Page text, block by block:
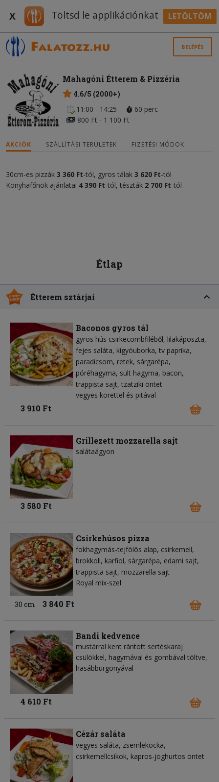
X Töltsd le applikációnkat LETÖLTÖM
BELÉPÉS
Mahagóni Étterem & Pizzéria
4.6/5 (2000+)
11:00 - 14:25
60 perc
800 Ft - 1 100 Ft
AKCIÓK SZÁLLÍTÁSI TERÜLETEK FIZETÉSI MÓDOK
30cm-es pizzák 3 360 Ft-tól, gyros tálak 3 620 Ft-tól
Konyhafőnök ajánlatai 4 390 Ft-tól, tészták 2 700 Ft-tól
Étlap
Étterem sztárjai
Baconos gyros tál
gyros hús csirkecombfiléből lilakáposzta
fejes saláta kígyóuborka tv paprika
paradicsom retek sárgarépa
póréhagyma sült hagyma bacon
trappista sajt tzatziki öntet
vegyes körettel és pitával
3 910 Ft
Grillezett mozzarella sajt
salátaágyon
3 580 Ft
Csirkehúsos pizza
fokhagymás-tejfölös alap csirkemell
brokkoli karfiol sárgarépa edami sajt
trappista sajt mozzarella sajt
Royal mix-szel
30 cm 3 840 Ft
Bandi kedvence
mustárral kent rántott sertéskaraj
csülökkel, hagymával és gombával töltve,
hasábburgonyával
4 610 Ft
Cézár saláta
vegyes saláta zsemlekocka
csirkemellcsíkok kapros-joghurtos öntet